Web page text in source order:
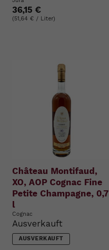
36,15 €
(51,64 € / Liter)
Château Montifaud,
XO, AOP Cognac Fine
Petite Champagne, 0,7
l
Cognac
Ausverkauft
AUSVERKAUFT